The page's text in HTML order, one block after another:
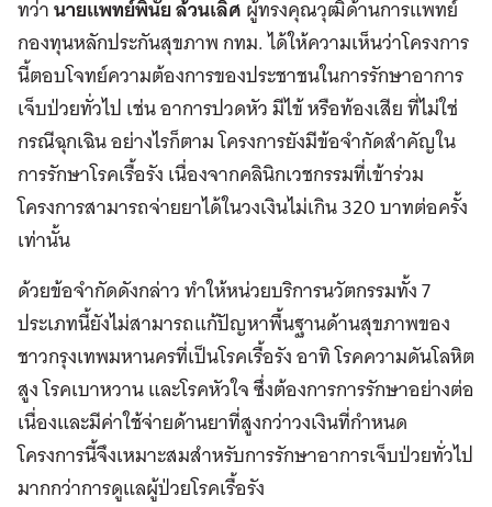
ทว่านายแพทย์พินัย ล้วนเลิศผู้ทรงคุณวุฒิด้านการแพทย์
กองทุนหลักประกันสุขภาพ กทม. ได้ให้ความเห็นว่าโครงการ
นี้ตอบโจทย์ความต้องการของประชาชนในการรักษาอาการ
เจ็บป่วยทั่วไป เช่น อาการปวดหัว มีไข้ หรือท้องเสีย ที่ไม่ใช่
กรณีฉุกเฉิน อย่างไรก็ตาม โครงการยังมีข้อจำกัดสำคัญใน
การรักษาโรคเรื้อรัง เนื่องจากคลินิกเวชกรรมที่เข้าร่วม
โครงการสามารถจ่ายยาได้ในวงเงินไม่เกิน 320 บาทต่อครั้ง
เท่านั้น
ด้วยข้อจำกัดดังกล่าว ทำให้หน่วยบริการนวัตกรรมทั้ง 7
ประเภทนี้ยังไม่สามารถแก้ปัญหาพื้นฐานด้านสุขภาพของ
ชาวกรุงเทพมหานครที่เป็นโรคเรื้อรัง อาทิ โรคความดันโลหิต
สูง โรคเบาหวาน และโรคหัวใจ ซึ่งต้องการการรักษาอย่างต่อ
เนื่องและมีค่าใช้จ่ายด้านยาที่สูงกว่าวงเงินที่กำหนด
โครงการนี้จึงเหมาะสมสำหรับการรักษาอาการเจ็บป่วยทั่วไป
มากกว่าการดูแลผู้ป่วยโรคเรื้อรัง​​​​​​​​​​​​​​​​